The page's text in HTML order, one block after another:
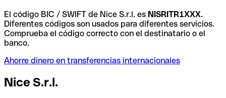
El código BIC / SWIFT de Nice S.r.l. es NISRITR1XXX.
Diferentes códigos son usados para diferentes servicios.
Comprueba el código correcto con el destinatario o el
banco.
Ahorre dinero en transferencias internacionales
Nice S.r.l.